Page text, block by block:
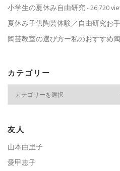
小学生の夏休み自由研究- 26,720
夏休み子供陶芸体験／自由研究お
陶芸教室の選び方ー私のおすすめ
カテゴリー
ー
友人
山本由里子
愛甲恵子